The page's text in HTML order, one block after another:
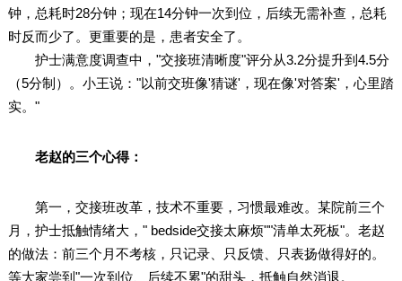
钟，总耗时28分钟；现在14分钟一次到位，后续无需补查，总耗
时反而少了。更重要的是，患者安全了。
护士满意度调查中，"交接班清晰度"评分从3.2分提升到4.5分
（5分制）。小王说："以前交班像'猜谜'，现在像'对答案'，心里踏
实。"
老赵的三个心得：
第一，交接班改革，技术不重要，习惯最难改。某院前三个
月，护士抵触情绪大，" bedside交接太麻烦""清单太死板"。老赵
的做法：前三个月不考核，只记录、只反馈、只表扬做得好的。
等大家尝到"一次到位、后续不累"的甜头，抵触自然消退。